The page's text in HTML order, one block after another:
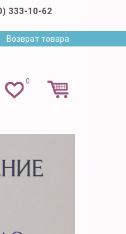
333-10-62
Возврат товара
0